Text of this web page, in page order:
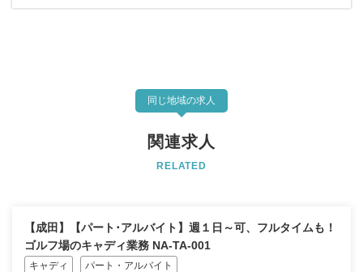
同じ地域の求人
関連求人
RELATED
【成田】【パート･アルバイト】週１日～可、フルタイムも！
ゴルフ場のキャディ業務 NA-TA-001
キャディ パート・アルバイト